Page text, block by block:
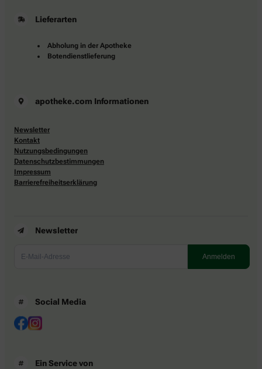
Lieferarten
Abholung in der Apotheke
Botendienstlieferung
apotheke.com Informationen
Newsletter
Kontakt
Nutzungsbedingungen
Datenschutzbestimmungen
Impressum
Barrierefreiheitserklärung
Newsletter
Social Media
Ein Service von